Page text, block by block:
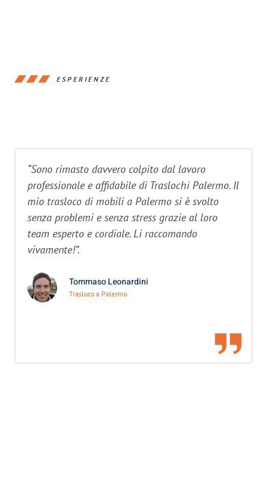
ESPERIENZE
“Sono rimasto davvero colpito dal lavoro
professionale e affidabile di Traslochi Palermo. Il
mio trasloco di mobili a Palermo si è svolto
senza problemi e senza stress grazie al loro
team esperto e cordiale. Li raccomando
vivamente!”.
Tommaso Leonardini
Trasloco a Palermo